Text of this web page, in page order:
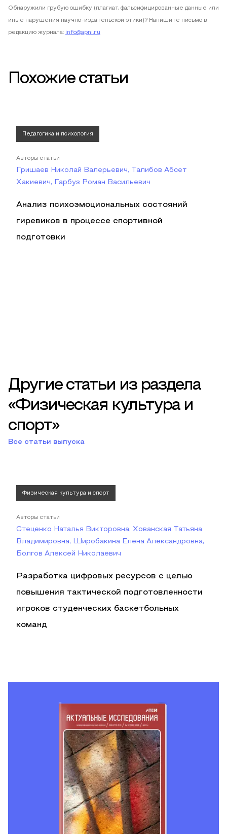
Обнаружили грубую ошибку (плагиат, фальсифицированные данные или
иные нарушения научно-издательской этики)? Напишите письмо в
редакцию журнала: info@apni.ru
Похожие статьи
Педагогика и психология
Авторы статьи
Гришаев Николай Валерьевич, Талибов Абсет
Хакиевич, Гарбуз Роман Васильевич
Анализ психоэмоциональных состояний
гиревиков в процессе спортивной
подготовки
Другие статьи из раздела
«Физическая культура и
спорт»
Все статьи выпуска
Физическая культура и спорт
Авторы статьи
Стеценко Наталья Викторовна, Хованская Татьяна
Владимировна, Широбакина Елена Александровна,
Болгов Алексей Николаевич
Разработка цифровых ресурсов с целью
повышения тактической подготовленности
игроков студенческих баскетбольных
команд